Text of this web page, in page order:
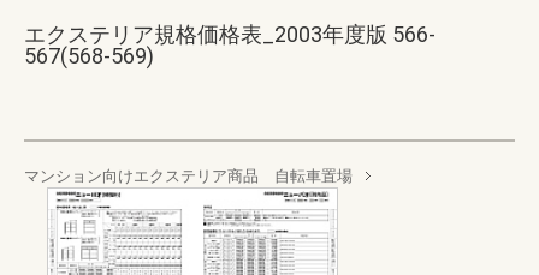
エクステリア規格価格表_2003年度版 566-
567(568-569)
マンション向けエクステリア商品 自転車置場